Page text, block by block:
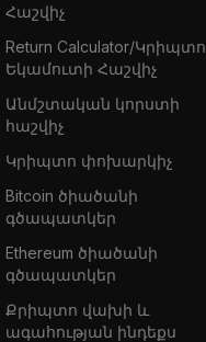
Հաշվիչ
Return Calculator/Կրիպտո
Եկամուտի Հաշվիչ
Անմշտական կորստի
հաշվիչ
Կրիպտո փոխարկիչ
Bitcoin ծիածանի
գծապատկեր
Ethereum ծիածանի
գծապատկեր
Քրիպտո վախի և
ագահության ինդեքս